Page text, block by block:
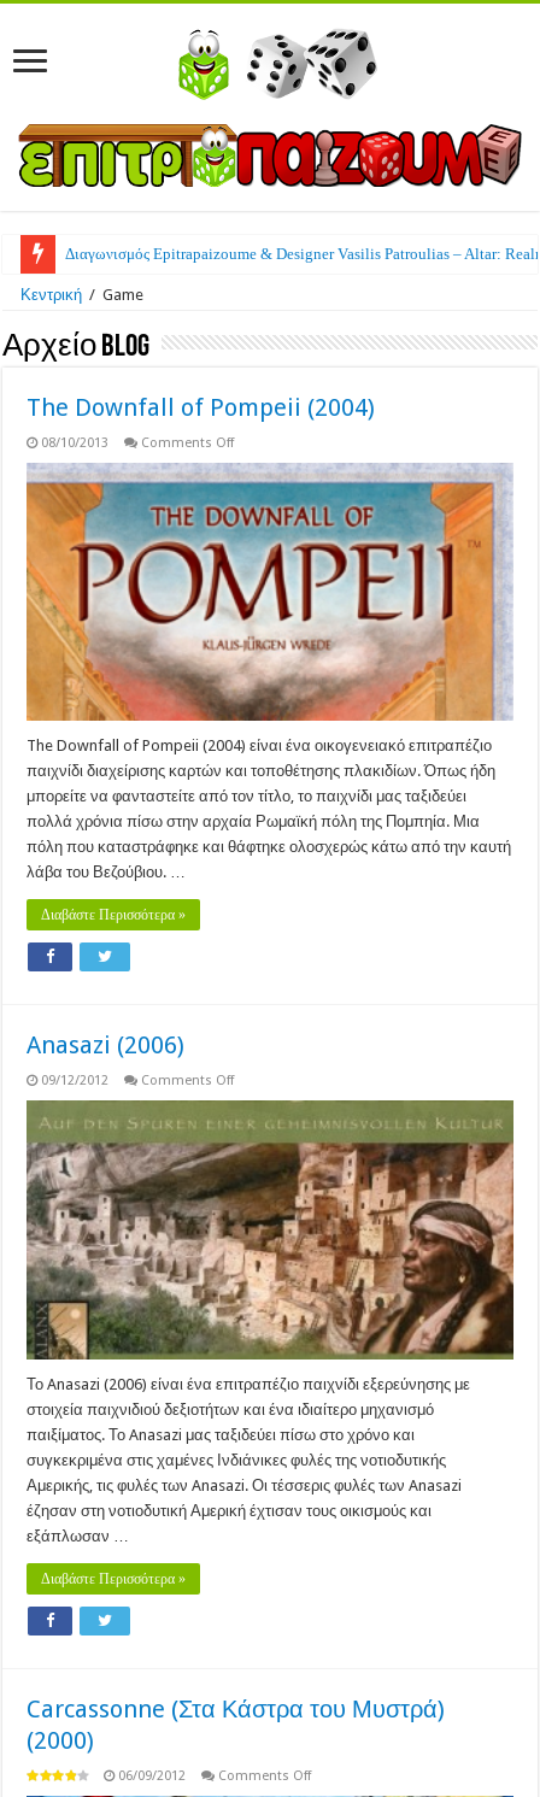
Διαγωνισμός Epitrapaizoume & Designer Vasilis Patroulias – Altar:
Κεντρική / Game
Αρχείο Blog
The Downfall of Pompeii (2004)
08/10/2013 Comments Offon
Downfall
of
Pompeii
(2004)
The Downfall of Pompeii (2004) είναι ένα οικογενειακό επιτραπέζιο
παιχνίδι διαχείρισης καρτών και τοποθέτησης πλακιδίων. Όπως ήδη
μπορείτε να φανταστείτε από τον τίτλο, το παιχνίδι μας ταξιδεύει
πολλά χρόνια πίσω στην αρχαία Ρωμαϊκή πόλη της Πομπηία. Μια
πόλη που καταστράφηκε και θάφτηκε ολοσχερώς κάτω από την καυτή
λάβα του Βεζούβιου. …
Διαβάστε Περισσότερα »
Anasazi (2006)
09/12/2012 Comments Offon
Το Anasazi (2006) είναι ένα επιτραπέζιο παιχνίδι εξερεύνησης με
στοιχεία παιχνιδιού δεξιοτήτων και ένα ιδιαίτερο μηχανισμό
παιξίματος. Το Anasazi μας ταξιδεύει πίσω στο χρόνο και
συγκεκριμένα στις χαμένες Ινδιάνικες φυλές της νοτιοδυτικής
Αμερικής, τις φυλές των Anasazi. Οι τέσσερις φυλές των Anasazi
έζησαν στη νοτιοδυτική Αμερική έχτισαν τους οικισμούς και
εξάπλωσαν …
Διαβάστε Περισσότερα »
Carcassonne (Στα Κάστρα του Μυστρά)
(2000)
06/09/2012 Comments Offon